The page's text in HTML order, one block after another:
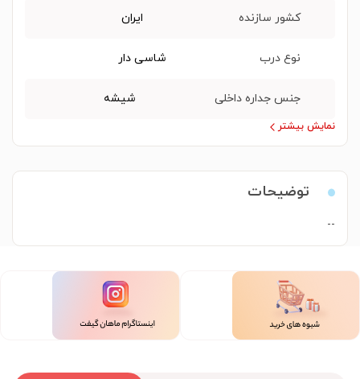
کشور سازنده ایران
نوع درب شاسی دار
جنس جداره داخلی شیشه
نمایش بیشتر
توضیحات
--